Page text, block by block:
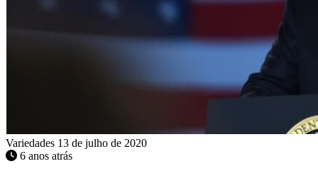
Variedades 13 de julho de 2020
6 anos atrás